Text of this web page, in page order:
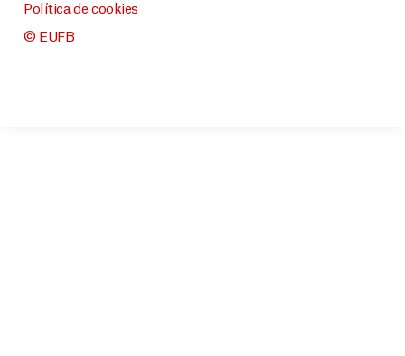
Política de cookies
© EUFB